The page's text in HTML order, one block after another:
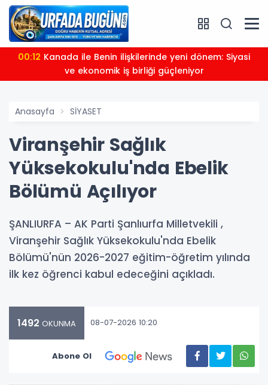
00:12
ve ekonomik iş birliği güçleniyor
Anasayfa SİYASET
Viranşehir Sağlık
Yüksekokulu'nda Ebelik
Bölümü Açılıyor
ŞANLIURFA – AK Parti Şanlıurfa Milletvekili ,
Viranşehir Sağlık Yüksekokulu'nda Ebelik
Bölümü'nün 2026-2027 eğitim-öğretim yılında
ilk kez öğrenci kabul edeceğini açıkladı.
1492 OKUNMA 08-07-2026 10:20
Abone Ol